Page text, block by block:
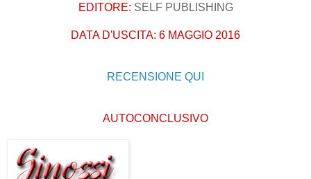
EDITORE: SELF PUBLISHING
DATA D'USCITA: 6 MAGGIO 2016
RECENSIONE QUI
AUTOCONCLUSIVO